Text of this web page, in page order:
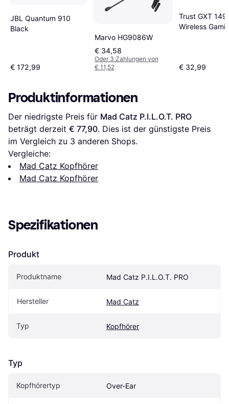
JBL Quantum 910
Black
€ 172,99
Marvo HG9086W
€ 34,58
Oder 3 Zahlungen von
€ 11,52
Trust GXT
Wireless
€ 32,99
Produktinformationen
Der niedrigste Preis für Mad Catz P.I.L.O.T. PRO
beträgt derzeit € 77,90. Dies ist der günstigste Preis
im Vergleich zu 3 anderen Shops.
Vergleiche:
Mad Catz Kopfhörer
Mad Catz Kopfhörer
Spezifikationen
Produkt
Produktname Mad Catz P.I.L.O.T. PRO
Hersteller Mad Catz
Typ Kopfhörer
Typ
Kopfhörertyp Over-Ear